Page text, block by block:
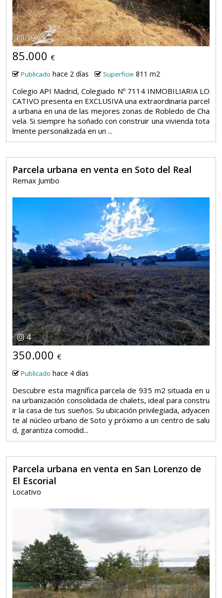
19
85.000 €
Publicado hace 2 días Superficie 811 m2
Colegio API Madrid, Colegiado Nº 7114 INMOBILIARIA LO
CATIVO presenta en EXCLUSIVA una extraordinaria parcel
a urbana en una de las mejores zonas de Robledo de Cha
vela. Si siempre ha soñado con construir una vivienda tota
lmente personalizada en un ...
Parcela urbana en venta en Soto del Real
Remax Jumbo
4
350.000 €
Publicado hace 4 días
Descubre esta magnífica parcela de 935 m2 situada en u
na urbanización consolidada de chalets, ideal para constru
ir la casa de tus sueños. Su ubicación privilegiada, adyacen
te al núcleo urbano de Soto y próximo a un centro de salu
d, garantiza comodid...
Parcela urbana en venta en San Lorenzo de
El Escorial
Locativo